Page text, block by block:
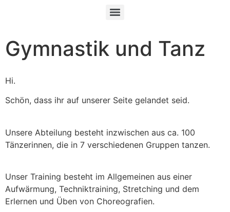
Gymnastik und Tanz
Hi.
Schön, dass ihr auf unserer Seite gelandet seid.
Unsere Abteilung besteht inzwischen aus ca. 100
Tänzerinnen, die in 7 verschiedenen Gruppen tanzen.
Unser Training besteht im Allgemeinen aus einer
Aufwärmung, Techniktraining, Stretching und dem
Erlernen und Üben von Choreografien.